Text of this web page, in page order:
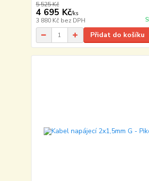
5 525 Kč
4 695 Kč/ks
3 880 Kč bez DPH
Přidat do košíku